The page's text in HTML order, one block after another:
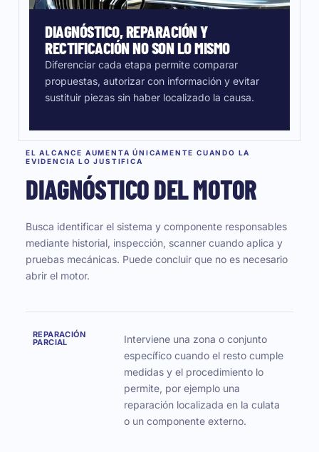
DIAGNÓSTICO, REPARACIÓN Y
RECTIFICACIÓN NO SON LO MISMO
Diferenciar cada etapa permite comparar
propuestas, autorizar con información y evitar
sustituir piezas sin haber localizado la causa.
EL ALCANCE AUMENTA ÚNICAMENTE CUANDO LA
EVIDENCIA LO JUSTIFICA
DIAGNÓSTICO DEL MOTOR
Busca identificar el sistema y componente responsables
mediante historial, inspección, scanner cuando aplica y
pruebas mecánicas. Puede concluir que no es necesario
abrir el motor.
REPARACIÓN
PARCIAL
Interviene una zona o conjunto
específico cuando el resto cumple
medidas y el procedimiento lo
permite, por ejemplo una
reparación localizada en la culata
o un componente externo.